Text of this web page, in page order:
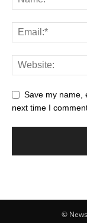
Save my name,
next time I
©